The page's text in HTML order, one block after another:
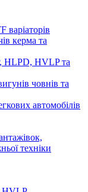
варіаторів
керма та
HLPD, HVLP та
човнів та
автомобілів
техніки